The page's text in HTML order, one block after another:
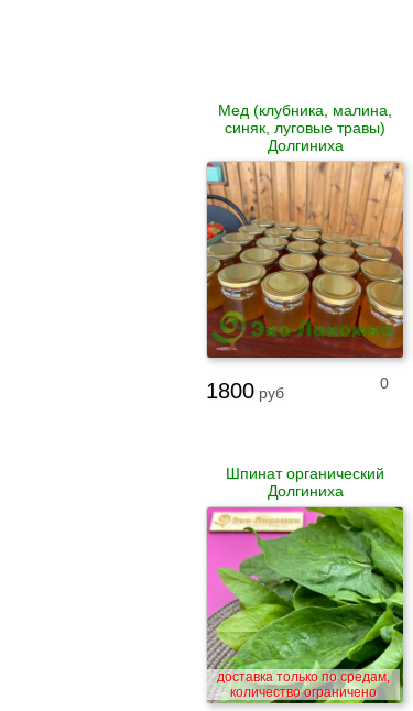
Мед (клубника, малина,
синяк, луговые травы)
Долгиниха
1800 руб
0
Шпинат органический
Долгиниха
доставка только по средам,
количество ограничено